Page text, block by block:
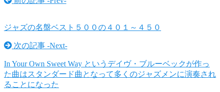
ジャズの名盤ベスト５００の４０１～４５０
次の記事 -Next-
In Your Own Sweet Way というデイヴ・ブルーベックが作っ
た曲はスタンダード曲となって多くのジャズメンに演奏され
ることになった